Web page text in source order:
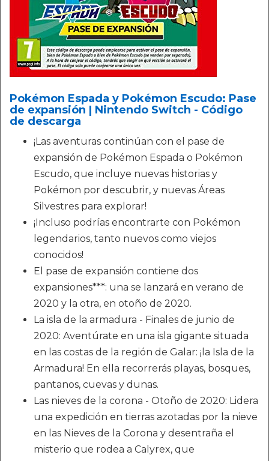
Pokémon Espada y Pokémon Escudo: Pase
de expansión | Nintendo Switch - Código
de descarga
¡Las aventuras continúan con el pase de
expansión de Pokémon Espada o Pokémon
Escudo, que incluye nuevas historias y
Pokémon por descubrir, y nuevas Áreas
Silvestres para explorar!
¡Incluso podrías encontrarte con Pokémon
legendarios, tanto nuevos como viejos
conocidos!
El pase de expansión contiene dos
expansiones***: una se lanzará en verano de
2020 y la otra, en otoño de 2020.
La isla de la armadura - Finales de junio de
2020: Aventúrate en una isla gigante situada
en las costas de la región de Galar: ¡la Isla de la
Armadura! En ella recorrerás playas, bosques,
pantanos, cuevas y dunas.
Las nieves de la corona - Otoño de 2020: Lidera
una expedición en tierras azotadas por la nieve
en las Nieves de la Corona y desentraña el
misterio que rodea a Calyrex, que